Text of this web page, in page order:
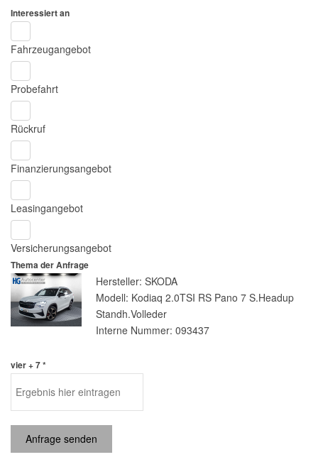
Interessiert an
Fahrzeugangebot
Probefahrt
Rückruf
Finanzierungsangebot
Leasingangebot
Versicherungsangebot
Thema der Anfrage
Hersteller: SKODA
Modell: Kodiaq 2.0TSI RS Pano 7 S.Headup
Standh.Volleder
Interne Nummer: 093437
vier + 7 *
Anfrage senden